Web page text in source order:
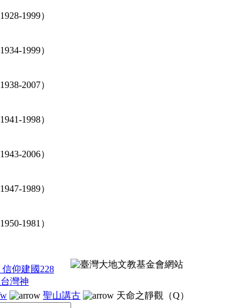
1999）
1999）
2007）
1998）
2006）
1989）
1981）
聖山講古 天命之靜觀（Q）